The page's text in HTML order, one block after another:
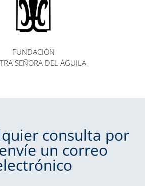
FUNDACIÓN
SEÑORA DEL ÁGUILA
consulta por
un correo